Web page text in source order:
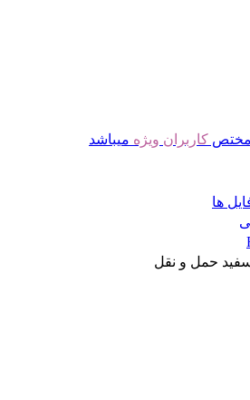
مختص کاربران ویژه میباشد
ها